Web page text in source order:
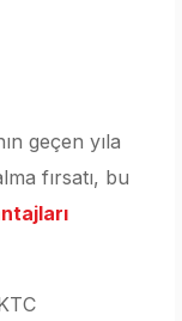
geçen yıla
fırsatı, bu